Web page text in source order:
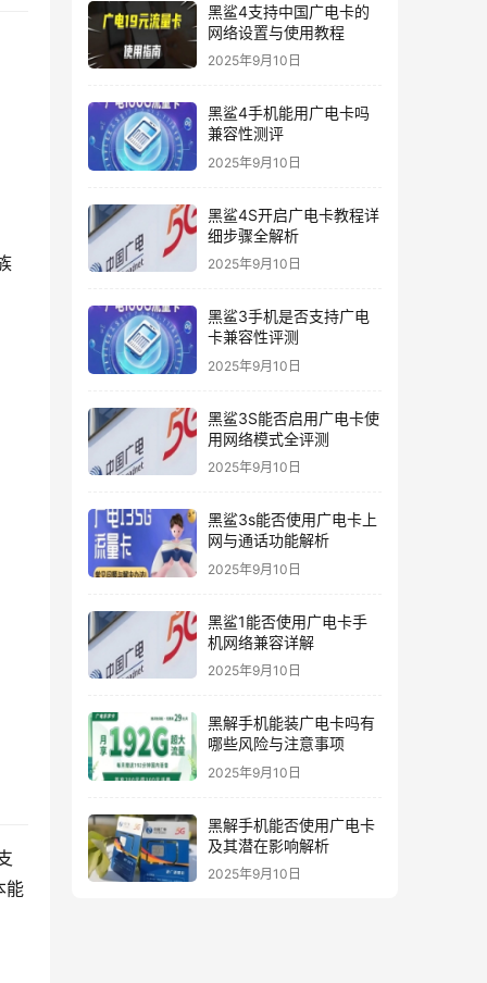
能
黑鲨4支持中国广电卡的
网络设置与使用教程
2025年9月10日
黑鲨4手机能用广电卡吗
兼容性测评
2025年9月10日
黑鲨4S开启广电卡教程详
细步骤全解析
2025年9月10日
黑鲨3手机是否支持广电
卡兼容性评测
2025年9月10日
黑鲨3S能否启用广电卡使
用网络模式全评测
2025年9月10日
黑鲨3s能否使用广电卡上
网与通话功能解析
2025年9月10日
黑鲨1能否使用广电卡手
机网络兼容详解
2025年9月10日
黑解手机能装广电卡吗有
哪些风险与注意事项
2025年9月10日
黑解手机能否使用广电卡
及其潜在影响解析
2025年9月10日